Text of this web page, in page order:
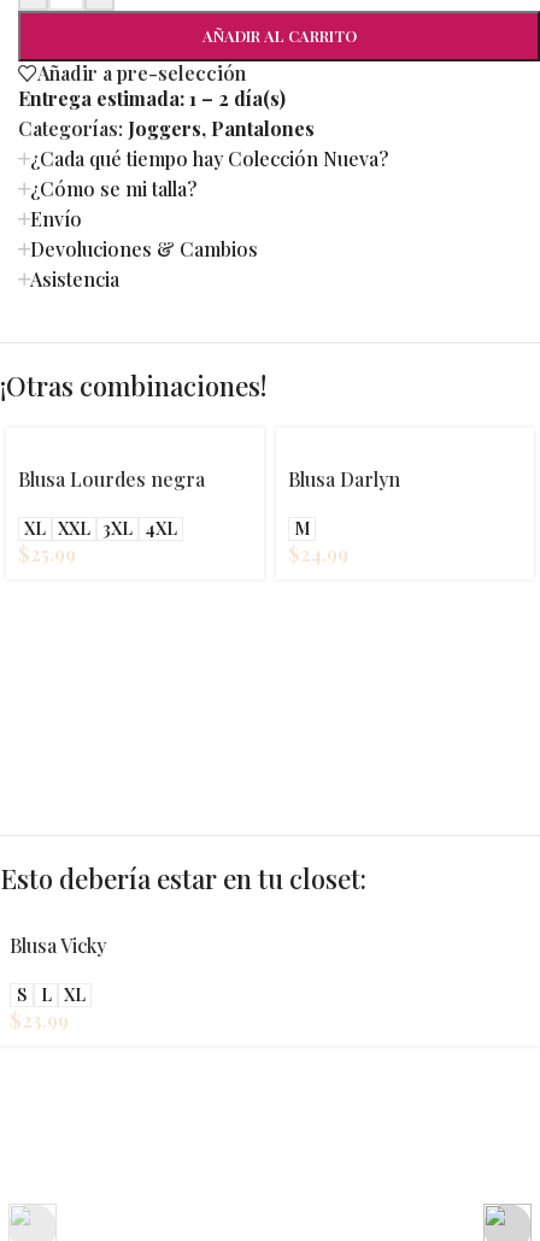
AÑADIR AL CARRITO
Añadir a pre-selección
Entrega estimada:1 – 2 día(s)
Categorías: Joggers, Pantalones
¿Cada qué tiempo hay Colección Nueva?
¿Cómo se mi talla?
Envío
Devoluciones & Cambios
Asistencia
¡Otras combinaciones!
Blusa Lourdes negra
XL XXL 3XL 4XL
$25.99
Blusa Darlyn
M
$24.99
Esto debería estar en tu closet:
Blusa Vicky
S L XL
$23.99